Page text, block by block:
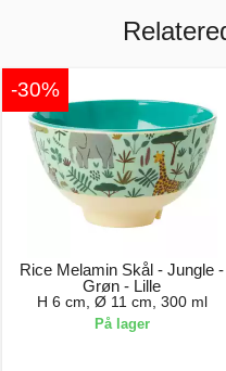
-30%
Rice Melamin Skål - Jungle -
Grøn - Lille
H 6 cm, Ø 11 cm, 300 ml
På lager